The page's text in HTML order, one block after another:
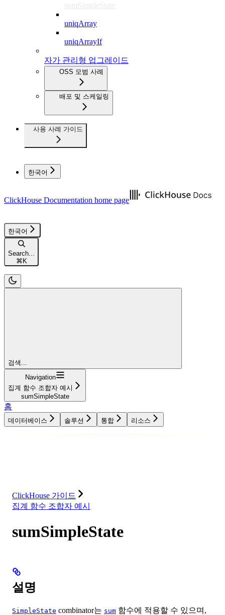
sumSimpleState
uniqArray
uniqArrayIf
자가 관리형 업그레이드
OSS 모범 사례
배포 및 스케일링
사용 사례 가이드
한국어
ClickHouse Documentation home page
한국어
Search...
⌘ K
검색...
Navigation
집계 함수 조합자 예시
sumSimpleState
홈
데이터베이스 솔루션 통합 리소스
ClickHouse 가이드
집계 함수 조합자 예시
sumSimpleState
설명
SimpleState combinator는 sum 함수에 적용할 수 있으며,